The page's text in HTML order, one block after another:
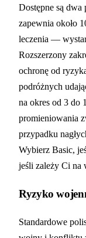
Dostępne są
zapewnia około
leczenia —
Rozszerzony
ochronę od
podróżnych
na okres od 3 do
promieniowania
przypadku
Wybierz Basic,
jeśli zależy Ci na
Ryzyko
Standardowe